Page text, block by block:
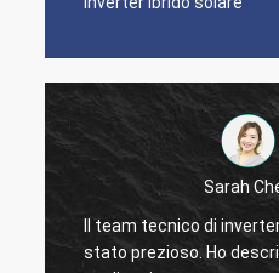
Sarah
Il team tecnico di
stato prezioso. Ho